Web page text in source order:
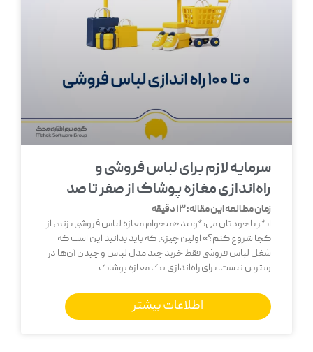
سرمایه لازم برای لباس فروشی و
راه‌اندازی مغازه پوشاک از صفر تا صد
زمان مطالعه این مقاله:13دقیقه
اگر با خودتان می‌گویید «میخوام مغازه لباس فروشی بزنم، از
کجا شروع کنم؟» اولین چیزی که باید بدانید این است که
شغل لباس فروشی فقط خرید چند مدل لباس و چیدن آن‌ها در
ویترین نیست. برای راه‌اندازی یک مغازه پوشاک
اطلاعات بیشتر